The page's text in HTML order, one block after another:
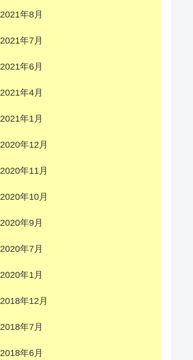
2021年8月
2021年7月
2021年6月
2021年4月
2021年1月
2020年12月
2020年11月
2020年10月
2020年9月
2020年7月
2020年1月
2018年12月
2018年7月
2018年6月